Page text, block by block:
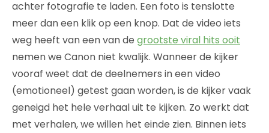
achter fotografie te laden. Een foto is tenslotte
meer dan een klik op een knop. Dat de video iets
weg heeft van een van de grootste viral hits ooit
nemen we Canon niet kwalijk. Wanneer de kijker
vooraf weet dat de deelnemers in een video
(emotioneel) getest gaan worden, is de kijker vaak
geneigd het hele verhaal uit te kijken. Zo werkt dat
met verhalen, we willen het einde zien. Binnen iets